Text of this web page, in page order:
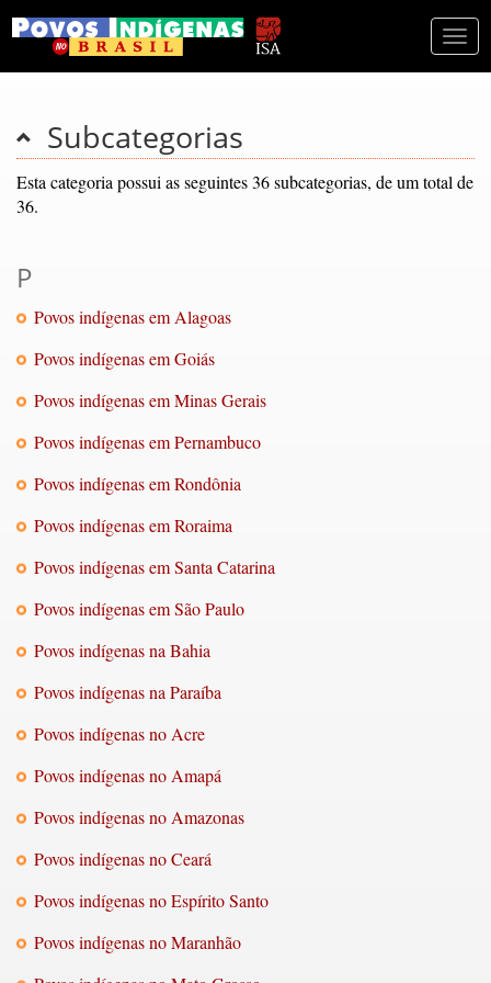
Subcategorias
Esta categoria possui as seguintes 36 subcategorias, de um total de
36.
P
Povos indígenas em Alagoas
Povos indígenas em Goiás
Povos indígenas em Minas Gerais
Povos indígenas em Pernambuco
Povos indígenas em Rondônia
Povos indígenas em Roraima
Povos indígenas em Santa Catarina
Povos indígenas em São Paulo
Povos indígenas na Bahia
Povos indígenas na Paraíba
Povos indígenas no Acre
Povos indígenas no Amapá
Povos indígenas no Amazonas
Povos indígenas no Ceará
Povos indígenas no Espírito Santo
Povos indígenas no Maranhão